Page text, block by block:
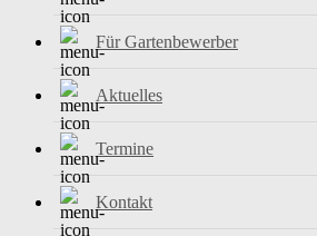
Für Gartenbewerber
Aktuelles
Termine
Kontakt